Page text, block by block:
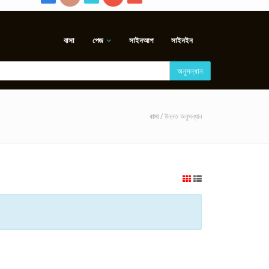
বাসা পেজ সাইনআপ সাইনইন
অনুসন্ধান
বাসা/ উন্নত অনুসন্ধান